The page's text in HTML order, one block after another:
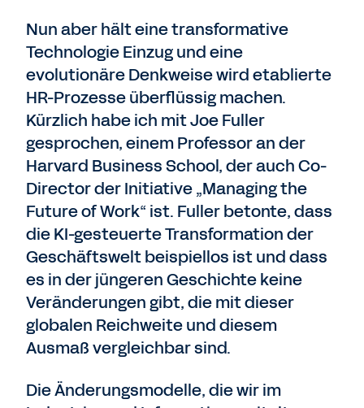
Nun aber hält eine transformative
Technologie Einzug und eine
evolutionäre Denkweise wird etablierte
HR-Prozesse überflüssig machen.
Kürzlich habe ich mit Joe Fuller
gesprochen, einem Professor an der
Harvard Business School, der auch Co-
Director der Initiative „Managing the
Future of Work“ ist. Fuller betonte, dass
die KI-gesteuerte Transformation der
Geschäftswelt beispiellos ist und dass
es in der jüngeren Geschichte keine
Veränderungen gibt, die mit dieser
globalen Reichweite und diesem
Ausmaß vergleichbar sind.
Die Änderungsmodelle, die wir im